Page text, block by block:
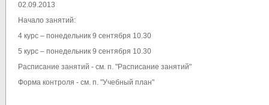
02.09.2013
Начало занятий:
4 курс – понедельник 9 сентября 10.30
5 курс – понедельник 9 сентября 10.30
Расписание занятий - см. п. "Расписание занятий"
Форма контроля - см. п. "Учебный план"